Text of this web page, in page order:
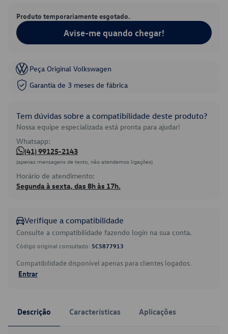
Produto temporariamente esgotado.
Avise-me quando chegar!
Peça Original Volkswagen
Garantia de 3 meses de fábrica
Tem dúvidas sobre a compatibilidade deste produto?
Nossa equipe especializada está pronta para ajudar!
Whatsapp:
(41) 99125-2143
(apenas mensagens de texto, não atendemos ligações)
Horário de atendimento:
Segunda à sexta, das 8h às 17h.
Verifique a compatibilidade
Consulte a compatibilidade fazendo login na sua conta.
Código original consultado: 5C5877913
Compatibilidade disponível apenas para clientes logados.
Entrar
Descrição Características Aplicações